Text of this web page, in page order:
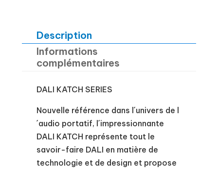
Description
Informations
complémentaires
DALI KATCH SERIES
Nouvelle référence dans l´univers de l
´audio portatif, l´impressionnante
DALI KATCH représente tout le
savoir-faire DALI en matière de
technologie et de design et propose